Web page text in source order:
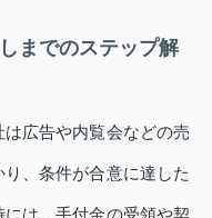
までのステップ解
広告や内覧会などの売
、条件が合意に達した
は、手付金の受領や契